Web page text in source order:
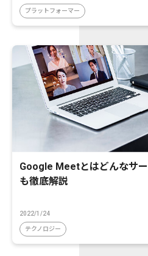
プラットフォーマー
Google Meetとはどんなサ
も徹底解説
2022/1/24
テクノロジー